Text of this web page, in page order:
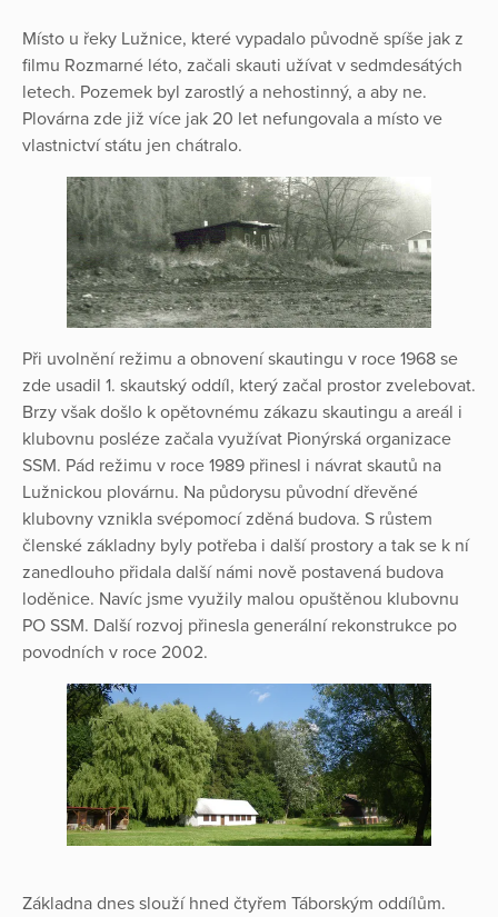
Místo u řeky Lužnice, které vypadalo původně spíše jak z
filmu Rozmarné léto, začali skauti užívat v sedmdesátých
letech. Pozemek byl zarostlý a nehostinný, a aby ne.
Plovárna zde již více jak 20 let nefungovala a místo ve
vlastnictví státu jen chátralo.
Při uvolnění režimu a obnovení skautingu v roce 1968 se
zde usadil 1. skautský oddíl, který začal prostor zvelebovat.
Brzy však došlo k opětovnému zákazu skautingu a areál i
klubovnu posléze začala využívat Pionýrská organizace
SSM. Pád režimu v roce 1989 přinesl i návrat skautů na
Lužnickou plovárnu. Na půdorysu původní dřevěné
klubovny vznikla svépomocí zděná budova. S růstem
členské základny byly potřeba i další prostory a tak se k ní
zanedlouho přidala další námi nově postavená budova
loděnice. Navíc jsme využily malou opuštěnou klubovnu
PO SSM. Další rozvoj přinesla generální rekonstrukce po
povodních v roce 2002.
Základna dnes slouží hned čtyřem Táborským oddílům.